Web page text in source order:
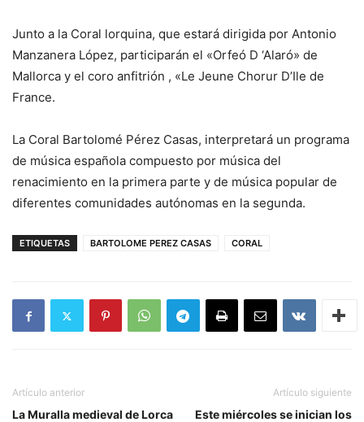
Junto a la Coral lorquina, que estará dirigida por Antonio
Manzanera López, participarán el «Orfeó D ‘Alaró» de
Mallorca y el coro anfitrión , «Le Jeune Chorur D’Ile de
France.
La Coral Bartolomé Pérez Casas, interpretará un programa
de música española compuesto por música del
renacimiento en la primera parte y de música popular de
diferentes comunidades autónomas en la segunda.
ETIQUETAS BARTOLOME PEREZ CASAS CORAL
Artículo anterior
La Muralla medieval de Lorca
Artículo siguiente
Este miércoles se inician los